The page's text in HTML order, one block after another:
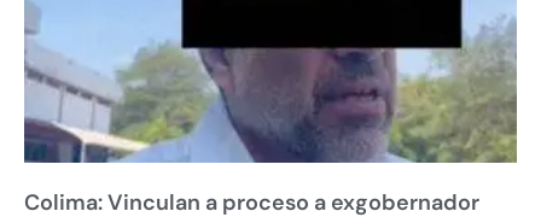
Colima: Vinculan a proceso a exgobernador